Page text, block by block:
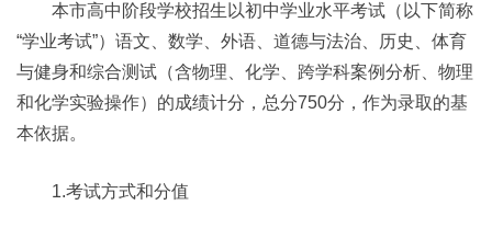
本市高中阶段学校招生以初中学业水平考试（以下简称
“学业考试”）语文、数学、外语、道德与法治、历史、体育
与健身和综合测试（含物理、化学、跨学科案例分析、物理
和化学实验操作）的成绩计分，总分750分，作为录取的基
本依据。
1.考试方式和分值